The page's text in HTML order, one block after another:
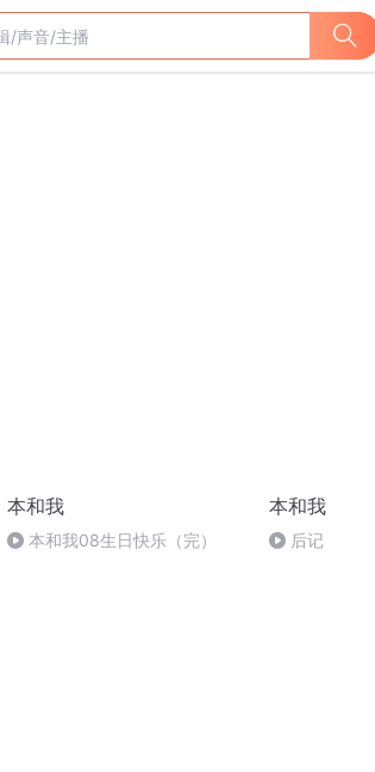
本和我
本和我08生日快乐（完）
本和我
后记